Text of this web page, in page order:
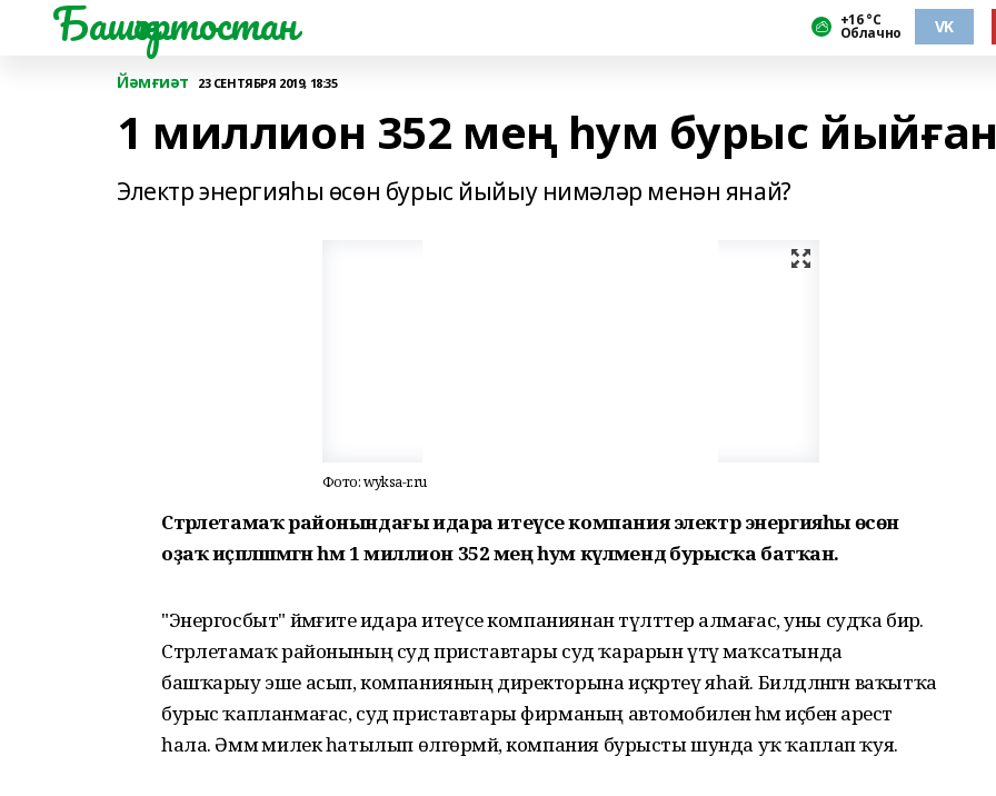
Башҡортостан +16 °С
Облачно VK
Йәмғиәт 23 СЕНТЯБРЯ 2019, 18:35
1 миллион 352 мең һум бурыс йыйған
Электр энергияһы өсөн бурыс йыйыу нимәләр менән янай?
Фото: wyksa-r.ru
Стәрлетамаҡ районындағы идара итеүсе компания электр энергияһы өсөн
оҙаҡ иҫәпләшмәгән һәм 1 миллион 352 мең һум күләмендә бурысҡа батҡан.
"Энергосбыт" йәмғиәте идара итеүсе компаниянан түләттерә алмағас, уны судҡа бирә.
Стәрлетамаҡ районының суд приставтары суд ҡарарын үтәү маҡсатында
башҡарыу эше асып, компанияның директорына иҫкәртеү яһай. Билдәләнгән ваҡытҡа
бурыс ҡапланмағас, суд приставтары фирманың автомобиленә һәм иҫәбенә арест
һала. Әммә милек һатылып өлгөрмәй, компания бурысты шунда уҡ ҡаплап ҡуя.